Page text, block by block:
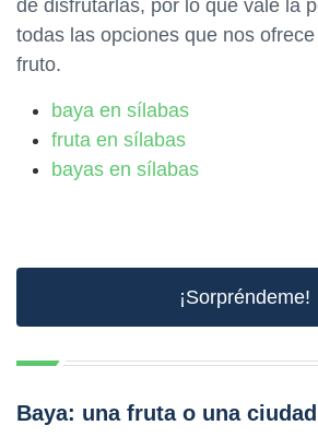
de disfrutarlas, por lo que vale la
todas las opciones que nos
fruto.
baya en sílabas
fruta en sílabas
bayas en sílabas
¡Sorpréndeme!
Baya: una fruta o una ciudad